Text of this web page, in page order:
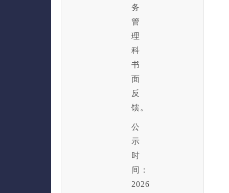
务
管
理
科
书
面
反
馈。
公
示
时
间：
2026